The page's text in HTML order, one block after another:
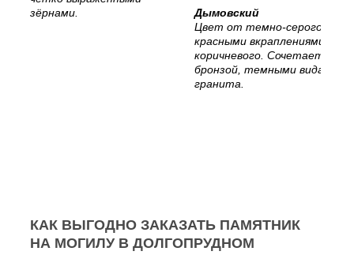
зёрнами.
Дымовский
Цвет от темно-серого с
красными вкраплениями, до
коричневого. Сочетается с
бронзой, темными видами
гранита.
КАК ВЫГОДНО ЗАКАЗАТЬ ПАМЯТНИК
НА МОГИЛУ В ДОЛГОПРУДНОМ